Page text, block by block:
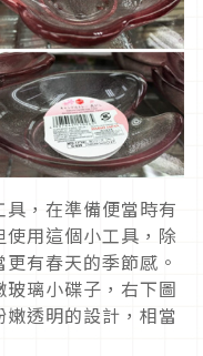
，在準備便當時有
用這個小工具，除
有春天的季節感。
璃小碟子，右下圖
透明的設計，相當